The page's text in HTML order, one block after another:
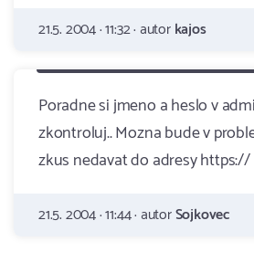
21.5. 2004 · 11:32 · autorkajos
Poradne si jmeno a heslo v
zkontroluj.. Mozna bude v
zkus nedavat do adresy
21.5. 2004 · 11:44 · autorSojkovec